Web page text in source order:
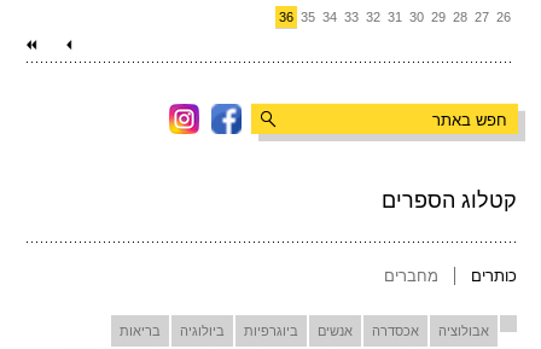
קטלוג הספרים
כותרים מחברים
אבולוציה אכסדרה אנשים ביוגרפיות ביולוגיה בריאות
26
27
28
29
30
31
32
33
34
35
36